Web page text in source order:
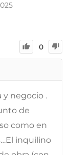
0
y negocio .
de
como en
inquilino